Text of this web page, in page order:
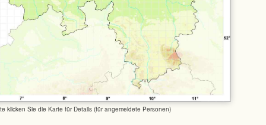
klicken Sie die Karte für Details (für angemeldete Personen)